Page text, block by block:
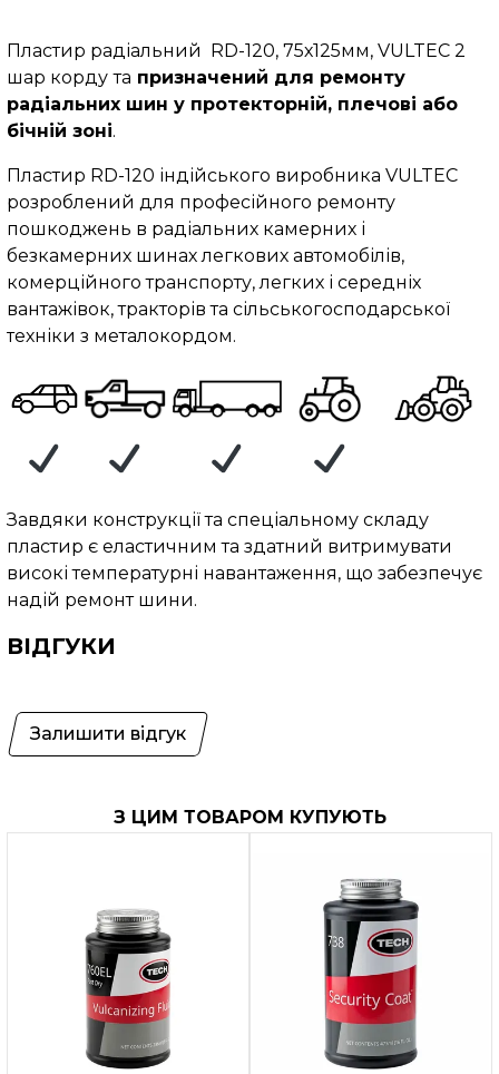
Пластир радіальний RD-120, 75х125мм, VULTEC 2
шар корду та призначений для ремонту
радіальних шин у протекторній, плечові або
бічній зоні.
Пластир RD-120 індійського виробника VULTEC
розроблений для професійного ремонту
пошкоджень в радіальних камерних і
безкамерних шинах легкових автомобілів,
комерційного транспорту, легких і середніх
вантажівок, тракторів та сільськогосподарської
техніки з металокордом.
Завдяки конструкції та спеціальному складу
пластир є еластичним та здатний витримувати
високі температурні навантаження, що забезпечує
надій ремонт шини.
ВІДГУКИ
Залишити відгук
З ЦИМ ТОВАРОМ КУПУЮТЬ